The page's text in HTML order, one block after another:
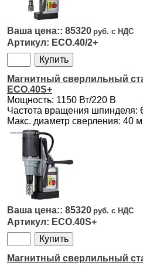
85320
ECO.40/2+
Магнитный сверлильный
ECO.40S+
Мощность: 1150 Вт/220 В
Частота вращения шпинделя:
Макс. диаметр сверления: 40
85320
ECO.40S+
Магнитный сверлильный